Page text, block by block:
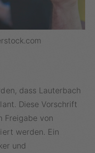
dass Lauterbach
Diese Vorschrift
Freigabe von
werden. Ein
und